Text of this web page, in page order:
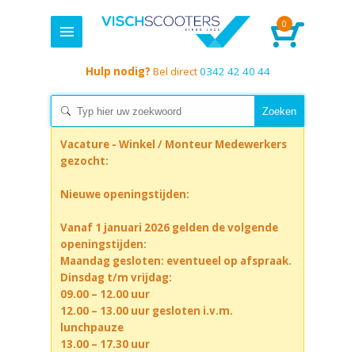
0
Hulp nodig? Bel direct0342 42 40 44
Vacature - Winkel / Monteur Medewerkers
gezocht:
Nieuwe openingstijden:
Vanaf 1 januari 2026 gelden de volgende
openingstijden:
Maandag gesloten: eventueel op afspraak.
Dinsdag t/m vrijdag:
09.00 – 12.00 uur
12.00 – 13.00 uur gesloten i.v.m.
lunchpauze
13.00 – 17.30 uur